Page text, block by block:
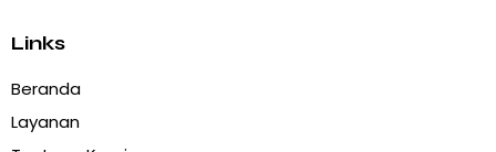
Links
Beranda
Layanan